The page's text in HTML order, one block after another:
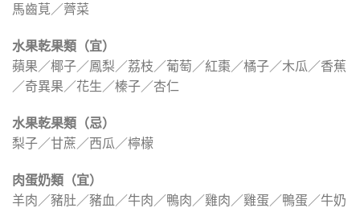
馬齒莧／薺菜
水果乾果類（宜）
蘋果／椰子／鳳梨／荔枝／葡萄／紅棗／橘子／木瓜／香蕉
／奇異果／花生／榛子／杏仁
水果乾果類（忌）
梨子／甘蔗／西瓜／檸檬
肉蛋奶類（宜）
羊肉／豬肚／豬血／牛肉／鴨肉／雞肉／雞蛋／鴨蛋／牛奶